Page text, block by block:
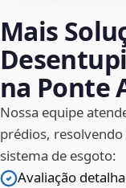
Mais
na Ponte
Nossa equipe
prédios,
sistema de esgoto:
Avaliação